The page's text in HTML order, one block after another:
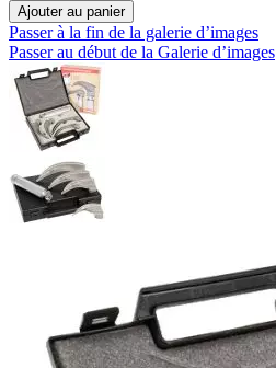
Ajouter au panier
Passer à la fin de la galerie d’images
Passer au début de la Galerie d’images